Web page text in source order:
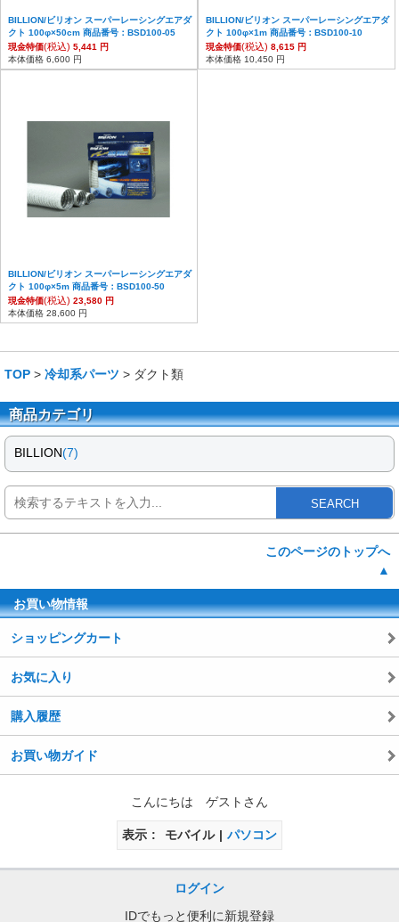
BILLION/ビリオン スーパーレーシングエアダ
クト 100φ×50cm 商品番号：BSD100-05
現金特価(税込) 5,441 円
本体価格 6,600 円
BILLION/ビリオン スーパーレーシングエアダ
クト 100φ×1m 商品番号：BSD100-10
現金特価(税込) 8,615 円
本体価格 10,450 円
BILLION/ビリオン スーパーレーシングエアダ
クト 100φ×5m 商品番号：BSD100-50
現金特価(税込) 23,580 円
本体価格 28,600 円
TOP > 冷却系パーツ > ダクト類
商品カテゴリ
BILLION(7)
SEARCH
このページのトップへ
▲
お買い物情報
ショッピングカート
お気に入り
購入履歴
お買い物ガイド
こんにちは ゲストさん
表示 モバイル パソコン
ログイン
IDでもっと便利に新規登録